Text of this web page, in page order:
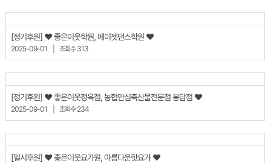
[정기후원] ♥ 좋은이웃학원, 에이젯댄스학원 ♥
2025-09-01 조회수 313
[정기후원] ♥ 좋은이웃정육점, 농협안심축산물전문점 봉담점 ♥
2025-09-01 조회수 234
[일시후원] ♥ 좋은이웃요가원, 아름다운핫요가 ♥